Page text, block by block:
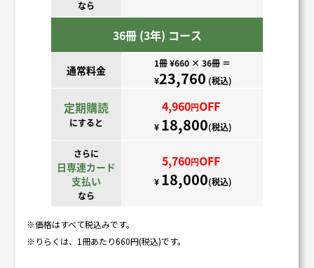
※価格はすべて税込みです。
※りらくは、1冊あたり660円(税込)です。